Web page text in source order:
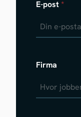
E-post *
Firma